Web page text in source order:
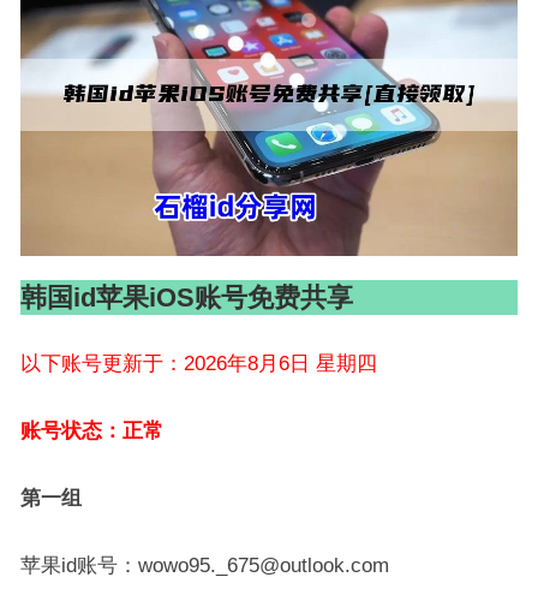
韩国id苹果iOS账号免费共享
以下账号更新于：2026年8月6日 星期四
账号状态：正常
第一组
苹果id账号：wowo95._675@outlook.com